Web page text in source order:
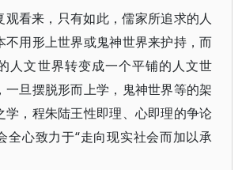
观看来，只有如此，儒家所追求的人
不用形上世界或鬼神世界来护持，而
人文世界转变成一个平铺的人文世
一旦摆脱形而上学，鬼神世界等的架
学，程朱陆王性即理、心即理的争论
全心致力于“走向现实社会而加以承